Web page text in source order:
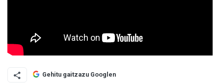
Gehitu gaitzazu Googlen